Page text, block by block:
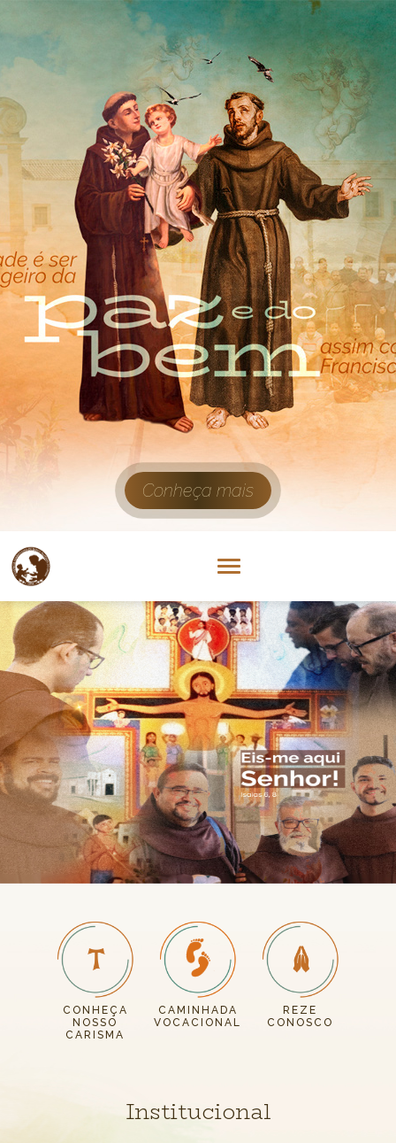
Conheça mais
CONHEÇA
NOSSO
CARISMA
CAMINHADA
VOCACIONAL
REZE
CONOSCO
Institucional